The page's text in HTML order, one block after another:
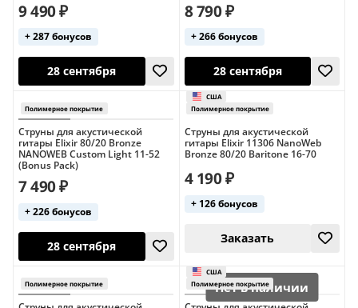
США
Полимерное покрытие
США
Полимерное
США
12 августа
9 490 ₽
+ 287 бонусов
8 790 ₽
+ 266 бонусов
Струны для акустической
гитары Elixir 80/20 Bronze
NANOWEB Custom Light 11-52
(Bonus Pack)
7 490 ₽
+ 226 бонусов
Струны для акустической
гитары Elixir 11306 NanoWeb
Bronze 80/20 Baritone 16-70
4 190 ₽
+ 126 бонусов